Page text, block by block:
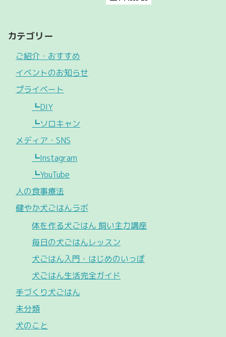
カテゴリー
ご紹介・おすすめ
イベントのお知らせ
プライベート
┗DIY
┗ソロキャン
メディア・SNS
┗Instagram
┗YouTube
人の食事療法
健やか犬ごはんラボ
体を作る犬ごはん 飼い主力講座
毎日の犬ごはんレッスン
犬ごはん入門・はじめのいっぽ
犬ごはん生活完全ガイド
手づくり犬ごはん
未分類
犬のこと